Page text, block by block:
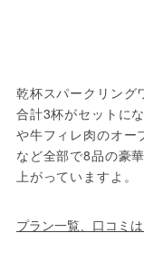
乾杯スパークリング
合計3杯がセットに
や牛フィレ肉のオー
など全部で8品の豪
上がっていますよ。
プラン一覧、口コミ